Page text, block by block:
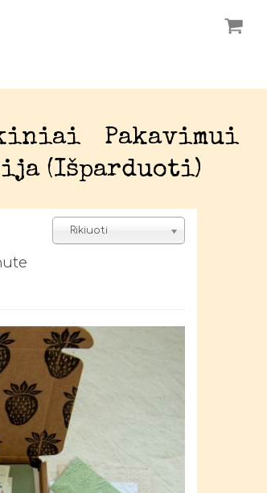
Pakavimui
(išparduoti)
Rikiuoti